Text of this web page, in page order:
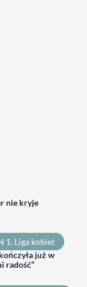
nie kryje
1. Liga kobiet
już w
radość”